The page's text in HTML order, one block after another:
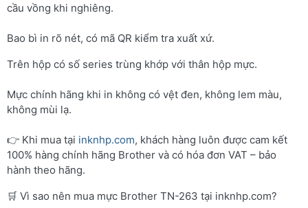
cầu vồng khi nghiêng.
Bao bì in rõ nét, có mã QR kiểm tra xuất xứ.
Trên hộp có số series trùng khớp với thân hộp mực.
Mực chính hãng khi in không có vệt đen, không lem màu,
không mùi lạ.
👉 Khi mua tại inknhp.com, khách hàng luôn được cam kết
100% hàng chính hãng Brother và có hóa đơn VAT – bảo
hành theo hãng.
🛒 Vì sao nên mua mực Brother TN-263 tại inknhp.com?